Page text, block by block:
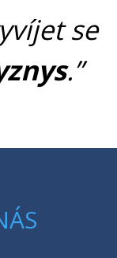
se
.”